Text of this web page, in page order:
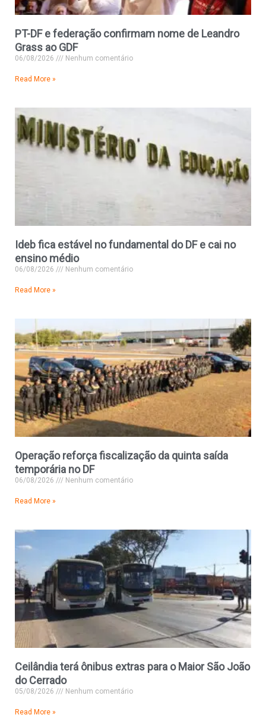
PT-DF e federação confirmam nome de Leandro
Grass ao GDF
06/08/2026 Nenhum comentário
Read More »
Ideb fica estável no fundamental do DF e cai no
ensino médio
06/08/2026 Nenhum comentário
Read More »
Operação reforça fiscalização da quinta saída
temporária no DF
06/08/2026 Nenhum comentário
Read More »
Ceilândia terá ônibus extras para o Maior São João
do Cerrado
05/08/2026 Nenhum comentário
Read More »